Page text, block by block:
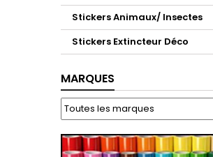
Stickers Animaux/ Insectes
Stickers Extincteur Déco
MARQUES